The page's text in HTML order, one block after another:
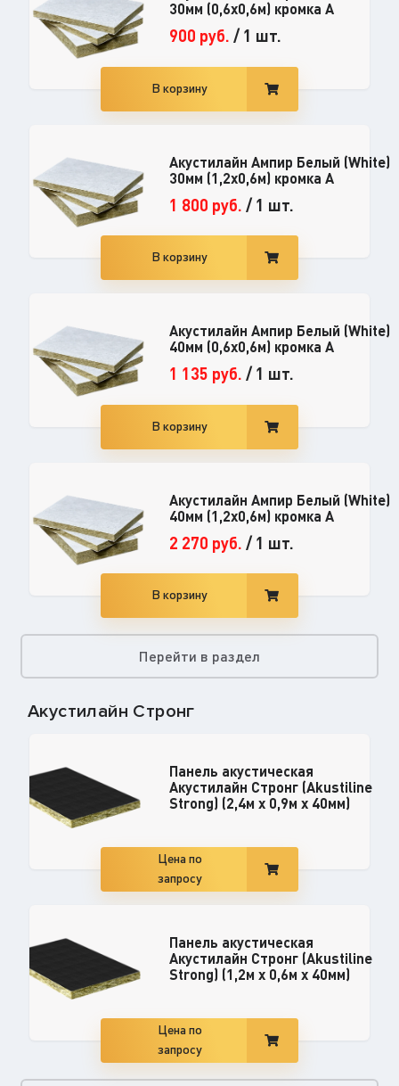
30мм (0,6x0,6м) кромка А
900 руб. /1 шт.
В корзину
Акустилайн Ампир Белый (White)
30мм (1,2x0,6м) кромка А
1 800 руб. /1 шт.
В корзину
Акустилайн Ампир Белый (White)
40мм (0,6x0,6м) кромка А
1 135 руб. /1 шт.
В корзину
Акустилайн Ампир Белый (White)
40мм (1,2x0,6м) кромка А
2 270 руб. /1 шт.
В корзину
Перейти в раздел
Акустилайн Стронг
Панель акустическая
Акустилайн Стронг (Akustiline
Strong) (2,4м х 0,9м х 40мм)
Цена по
запросу
Панель акустическая
Акустилайн Стронг (Akustiline
Strong) (1,2м х 0,6м х 40мм)
Цена по
запросу